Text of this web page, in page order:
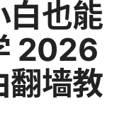
白也能
2026
翻墙教